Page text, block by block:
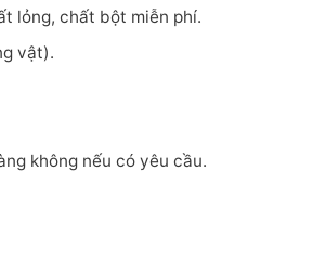
lỏng, chất bột miễn phí.
vật).
không nếu có yêu cầu.